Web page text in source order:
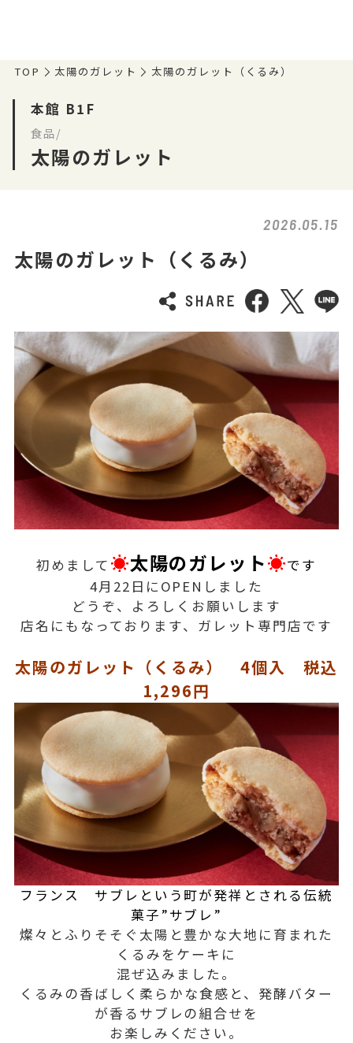
TOP 太陽のガレット 太陽のガレット（くるみ）
本館 B1F
食品/
太陽のガレット
2026.05.15
太陽のガレット（くるみ）
初めまして ☀太陽のガレット☀です
4月22日にOPENしました
どうぞ、よろしくお願いします
店名にもなっております、ガレット専門店です
太陽のガレット（くるみ） 4個入 税込
1,296円
フランス サブレという町が発祥とされる伝統
菓子”サブレ”
燦々とふりそそぐ太陽と豊かな大地に育まれた
くるみをケーキに
混ぜ込みました。
くるみの香ばしく柔らかな食感と、発酵バター
が香るサブレの組合せを
お楽しみください。